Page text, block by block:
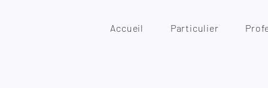
Accueil Particulier